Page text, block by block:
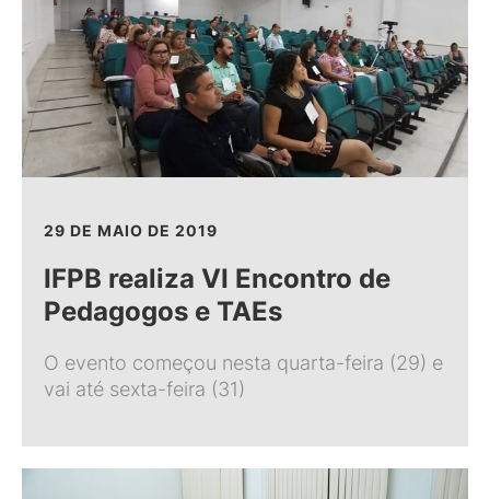
29 DE MAIO DE 2019
IFPB realiza VI Encontro de
Pedagogos e TAEs
O evento começou nesta quarta-feira (29) e
vai até sexta-feira (31)